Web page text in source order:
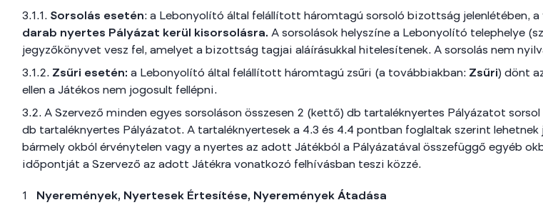
3.1.1. Sorsolás esetén: a Lebonyolító által felállított háromtagú sorsoló bizottság jelenlétében, a
darab nyertes Pályázat kerül kisorsolásra. A sorsolások helyszíne a Lebonyolító telephelye
jegyzőkönyvet vesz fel, amelyet a bizottság tagjai aláírásukkal hitelesítenek. A sorsolás nem
3.1.2. Zsűri esetén: a Lebonyolító által felállított háromtagú zsűri (a továbbiakban: Zsűri) dönt
ellen a Játékos nem jogosult fellépni.
3.2. A Szervező minden egyes sorsoláson összesen 2 (kettő) db tartaléknyertes Pályázatot
db tartaléknyertes Pályázatot. A tartaléknyertesek a 4.3 és 4.4 pontban foglaltak szerint
bármely okból érvénytelen vagy a nyertes az adott Játékból a Pályázatával összefüggő egyéb
időpontját a Szervező az adott Játékra vonatkozó felhívásban teszi közzé.
Nyeremények, Nyertesek Értesítése, Nyeremények Átadása